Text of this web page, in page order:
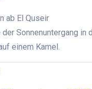
ab El Quseir
Sonnenuntergang in
einem Kamel.